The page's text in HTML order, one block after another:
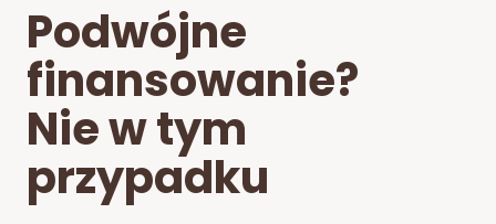
Podwójne
finansowanie?
Nie w tym
przypadku